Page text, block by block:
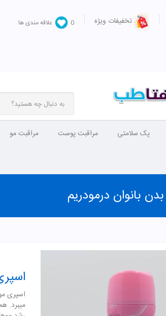
تخفیفات ویژه 0 علاقه مندی ها
پک سلامتی مراقبت پوست مراقبت مو
بانوان درمودریم
ميبرد.